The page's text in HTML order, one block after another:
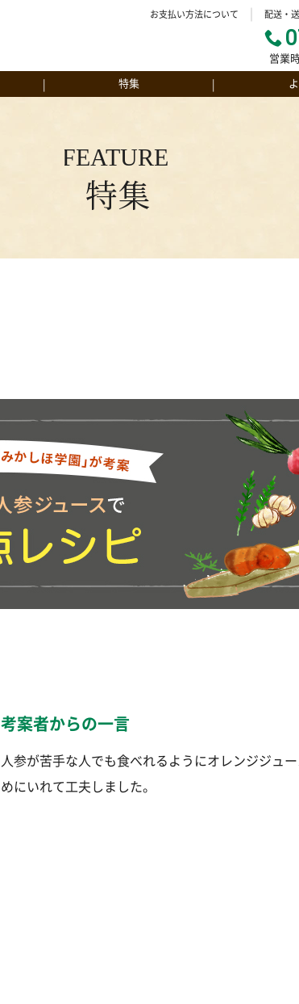
お支払い方法について 配送・
営業
特集
特集
考案者からの一言
人参が苦手な人でも食べれるようにオレンジジュ
めにいれて工夫しました。